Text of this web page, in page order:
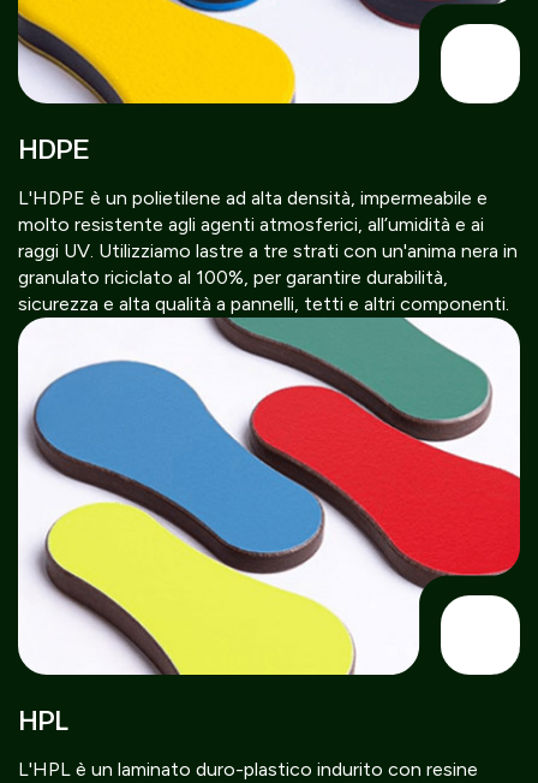
HDPE
L'HDPE è un polietilene ad alta densità, impermeabile e
molto resistente agli agenti atmosferici, all’umidità e ai
raggi UV. Utilizziamo lastre a tre strati con un'anima nera in
granulato riciclato al 100%, per garantire durabilità,
sicurezza e alta qualità a pannelli, tetti e altri componenti.
HPL
L'HPL è un laminato duro-plastico indurito con resine